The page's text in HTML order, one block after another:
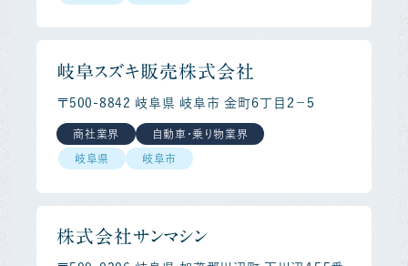
岐阜スズキ販売株式会社
〒500-8842 岐阜県 岐阜市 金町６丁目２－５
商社業界 自動車・乗り物業界
岐阜県 岐阜市
株式会社サンマシン